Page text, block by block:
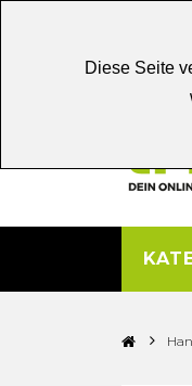
Diese Seite
>